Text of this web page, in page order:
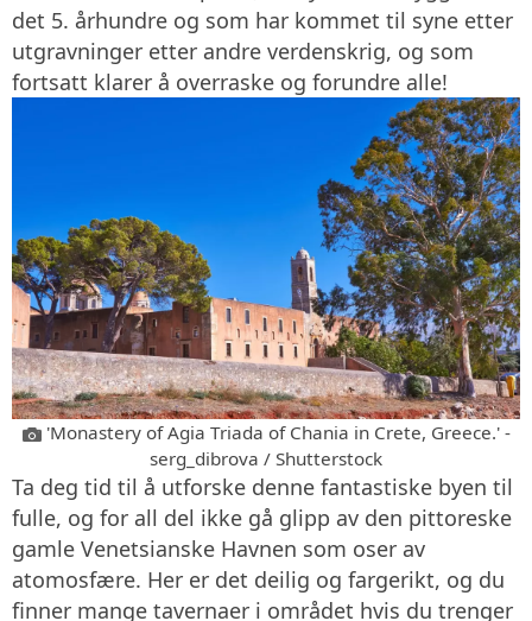
det 5. århundre og som har kommet til syne etter
utgravninger etter andre verdenskrig, og som
fortsatt klarer å overraske og forundre alle!
'Monastery of Agia Triada of Chania in Crete, Greece.' -
serg_dibrova / Shutterstock
Ta deg tid til å utforske denne fantastiske byen til
fulle, og for all del ikke gå glipp av den pittoreske
gamle Venetsianske Havnen som oser av
atomosfære. Her er det deilig og fargerikt, og du
finner mange tavernaer i området hvis du trenger